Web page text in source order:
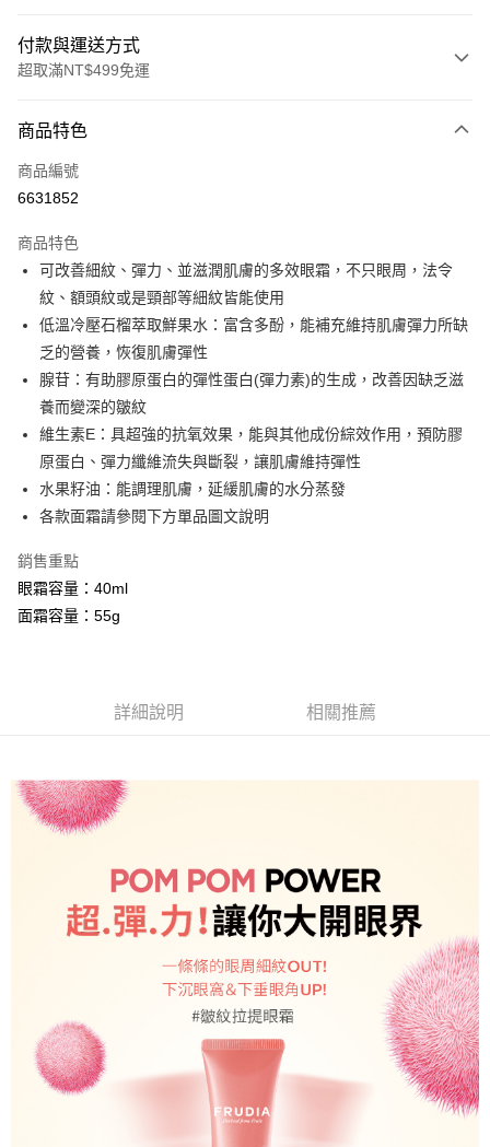
付款與運送方式
超取滿NT$499免運
信用卡一次付款
信用卡分期付款
合作金庫商業銀行
華南商業銀行
彰化商業銀行
上海商業儲蓄銀行
台北富邦商業銀行
國泰世華商業銀行
兆豐國際商業銀行
臺灣中小企業銀行
匯豐（台灣）商業銀行
華泰商業銀行
聯邦商業銀行
遠東國際商業銀行
元大商業銀行
玉山商業銀行
星展（台灣）商業銀行
台新國際商業銀行
中國信託商業銀行
台灣樂天信用卡公司
6 期 0 利率 每期
華南商業銀行
彰化商業銀行
上海商業儲蓄銀行
台北富邦商業銀行
國泰世華商業銀行
臺灣中小企業銀行
台中商業銀行
匯豐（台灣）商業銀行
聯邦商業銀行
遠東國際商業銀行
元大商業銀行
永豐商業銀行
玉山商業銀行
星展（台灣）商業銀行
台新國際商業銀行
中國信託商業銀行
台灣樂天信用卡公司
超商取貨付款
LINE Pay
Apple Pay
街口支付
悠遊付
Google Pay
【大哥付你分期使用說明】
3.實際核准額度、可分期數及費用金額請依後續交易確認頁面所載為準。
法說明評估內容。
【繳款方式說明】
1.分期款項不併入電信帳單，「大哥付你分期」於每月結算日後寄送繳費提
帳／街口支付／iPASS MONEY」等通路繳費。
【注意事項】
1.本服務係由「台灣大哥大股份有限公司」（以下簡稱本公司）所提供，讓
用戶於交易時，得透過本服務購買商品或服務，並由商店將買賣／分期付款
買賣價金債權讓與本公司後，依約使用本公司帳單繳交帳款。
2.基於同意付款使用「大哥付你分期」之契約關係目的，商店將以您的個人
資料（包含姓名、電話或地址）提供予台灣大哥大進項蒐集、處理及利用，
由本公司與您本人進行分期帳單所需資料之確認、核對及更正。
3.完整用戶服務條款，請詳閱以下連結：
https://oppay.tw/userRule
AFTEE先享後付是「在收到商品之後才付款」的支付方式。 讓您購物簡單
３．安心：先確認商品／服務後，再付款。
【「AFTEE先享後付」結帳流程】
結帳頁面，進行簡訊認證並確認金額後，即可完成結帳。
２．訂單成立數日內，您將收到繳費通知簡訊。
３．收到繳費通知簡訊後14天內，點擊此簡訊中的連結，可透過四大超商／
ATM／網路銀行／等多元方式進行付款，方視為交易完成。
※ 請注意：結帳手續完成當下不需立刻繳費，但若您需要取消訂單，請聯絡
購買商品的店家。未經商家同意取消之訂單仍視為有效，需透過AFTEE先享
※ 交易是否成功請以「AFTEE先享後付 」之結帳頁面顯示為準，若有關於
是否繳費成功／繳費後需取消欲退款等相關疑問，請聯繫「AFTEE先享後付
客戶支援中心」
https://netprotections.freshdesk.com/support/home
【注意事項】
１．透過由恩沛科技股份有限公司提供之「AFTEE先享後付」服務完成之交
易，需依本服務之必要範圍內提供個人資料，並將交易相關給付款項請求債
會員帳號後，即可在購物車使用 Hami Point 折抵消費金額 (1點等於1元)。
ATM付款
貨到付款
全家取貨付款
每筆NT$60，滿NT$499(含以上)免運費
每筆NT$60，滿NT$499(含以上)免運費
萊爾富取貨付款
每筆NT$60，滿NT$499(含以上)免運費
商品特色
商品編號
6631852
商品特色
可改善細紋、彈力、並滋潤肌膚的多效眼霜，不只眼周，法令
紋、額頭紋或是頸部等細紋皆能使用
低溫冷壓石榴萃取鮮果水：富含多酚，能補充維持肌膚彈力所缺
乏的營養，恢復肌膚彈性
腺苷：有助膠原蛋白的彈性蛋白(彈力素)的生成，改善因缺乏滋
養而變深的皺紋
維生素E：具超強的抗氧效果，能與其他成份綜效作用，預防膠
原蛋白、彈力纖維流失與斷裂，讓肌膚維持彈性
水果籽油：能調理肌膚，延緩肌膚的水分蒸發
各款面霜請參閱下方單品圖文說明
銷售重點
眼霜容量：40ml
面霜容量：55g
詳細說明 相關推薦